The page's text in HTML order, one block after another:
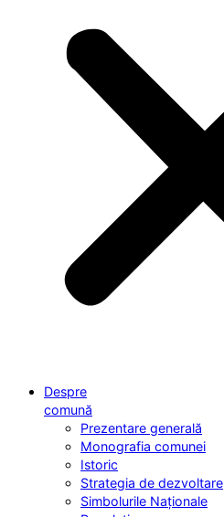
Despre
comună
Prezentare generală
Monografia comunei
Istoric
Strategia de dezvoltare
Simbolurile Naționale